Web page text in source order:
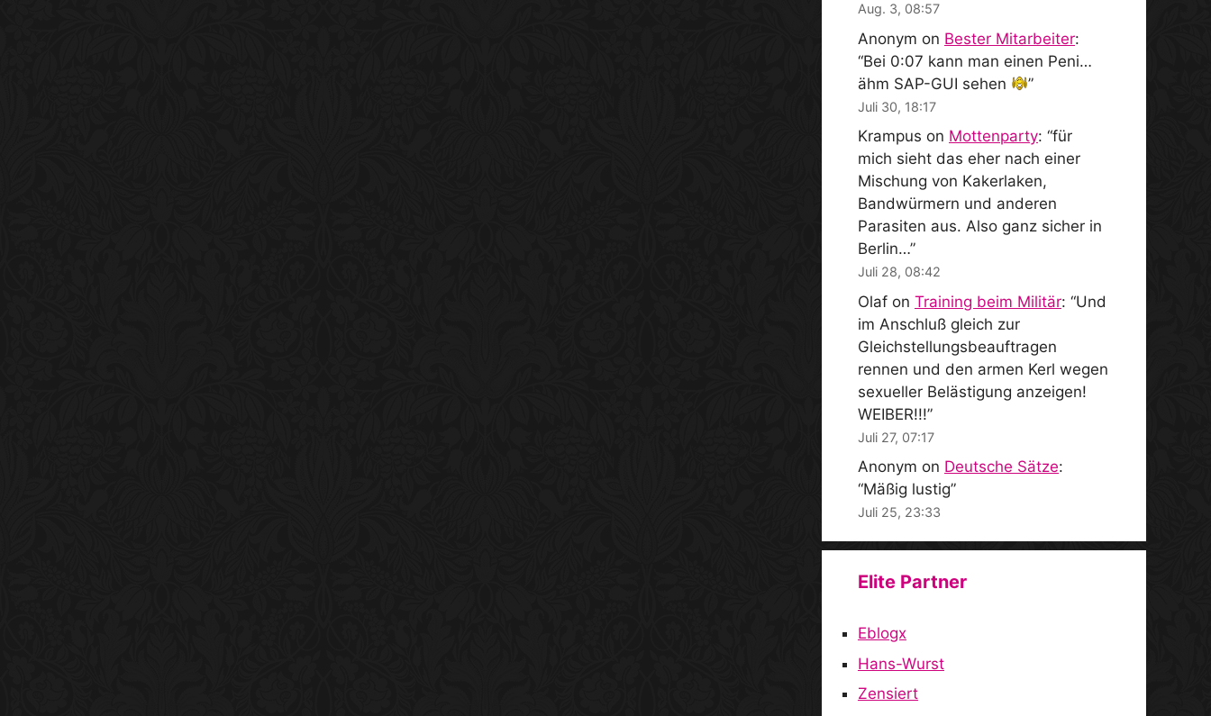
Aug. 3, 08:57
Anonym on Bester Mitarbeiter:
“Bei 0:07 kann man einen Peni…
ähm SAP-GUI sehen
”
Juli 30, 18:17
Krampus on Mottenparty: “für
mich sieht das eher nach einer
Mischung von Kakerlaken,
Bandwürmern und anderen
Parasiten aus. Also ganz sicher in
Berlin…”
Juli 28, 08:42
Olaf on Training beim Militär: “Und
im Anschluß gleich zur
Gleichstellungsbeauftragen
rennen und den armen Kerl wegen
sexueller Belästigung anzeigen!
WEIBER!!!”
Juli 27, 07:17
Anonym on Deutsche Sätze:
“Mäßig lustig”
Juli 25, 23:33
Elite Partner
Eblogx
Hans-Wurst
Zensiert